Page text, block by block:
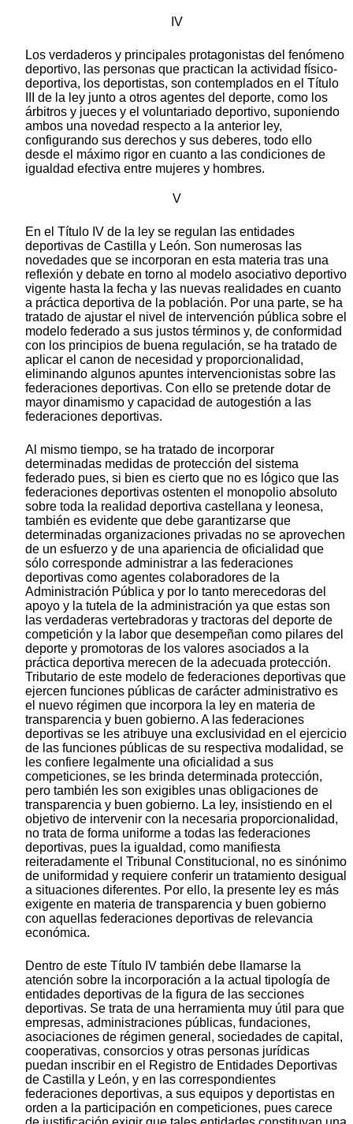
IV
Los verdaderos y principales protagonistas del fenómeno
deportivo, las personas que practican la actividad físico-
deportiva, los deportistas, son contemplados en el Título
III de la ley junto a otros agentes del deporte, como los
árbitros y jueces y el voluntariado deportivo, suponiendo
ambos una novedad respecto a la anterior ley,
configurando sus derechos y sus deberes, todo ello
desde el máximo rigor en cuanto a las condiciones de
igualdad efectiva entre mujeres y hombres.
V
En el Título IV de la ley se regulan las entidades
deportivas de Castilla y León. Son numerosas las
novedades que se incorporan en esta materia tras una
reflexión y debate en torno al modelo asociativo deportivo
vigente hasta la fecha y las nuevas realidades en cuanto
a práctica deportiva de la población. Por una parte, se ha
tratado de ajustar el nivel de intervención pública sobre el
modelo federado a sus justos términos y, de conformidad
con los principios de buena regulación, se ha tratado de
aplicar el canon de necesidad y proporcionalidad,
eliminando algunos apuntes intervencionistas sobre las
federaciones deportivas. Con ello se pretende dotar de
mayor dinamismo y capacidad de autogestión a las
federaciones deportivas.
Al mismo tiempo, se ha tratado de incorporar
determinadas medidas de protección del sistema
federado pues, si bien es cierto que no es lógico que las
federaciones deportivas ostenten el monopolio absoluto
sobre toda la realidad deportiva castellana y leonesa,
también es evidente que debe garantizarse que
determinadas organizaciones privadas no se aprovechen
de un esfuerzo y de una apariencia de oficialidad que
sólo corresponde administrar a las federaciones
deportivas como agentes colaboradores de la
Administración Pública y por lo tanto merecedoras del
apoyo y la tutela de la administración ya que estas son
las verdaderas vertebradoras y tractoras del deporte de
competición y la labor que desempeñan como pilares del
deporte y promotoras de los valores asociados a la
práctica deportiva merecen de la adecuada protección.
Tributario de este modelo de federaciones deportivas que
ejercen funciones públicas de carácter administrativo es
el nuevo régimen que incorpora la ley en materia de
transparencia y buen gobierno. A las federaciones
deportivas se les atribuye una exclusividad en el ejercicio
de las funciones públicas de su respectiva modalidad, se
les confiere legalmente una oficialidad a sus
competiciones, se les brinda determinada protección,
pero también les son exigibles unas obligaciones de
transparencia y buen gobierno. La ley, insistiendo en el
objetivo de intervenir con la necesaria proporcionalidad,
no trata de forma uniforme a todas las federaciones
deportivas, pues la igualdad, como manifiesta
reiteradamente el Tribunal Constitucional, no es sinónimo
de uniformidad y requiere conferir un tratamiento desigual
a situaciones diferentes. Por ello, la presente ley es más
exigente en materia de transparencia y buen gobierno
con aquellas federaciones deportivas de relevancia
económica.
Dentro de este Título IV también debe llamarse la
atención sobre la incorporación a la actual tipología de
entidades deportivas de la figura de las secciones
deportivas. Se trata de una herramienta muy útil para que
empresas, administraciones públicas, fundaciones,
asociaciones de régimen general, sociedades de capital,
cooperativas, consorcios y otras personas jurídicas
puedan inscribir en el Registro de Entidades Deportivas
de Castilla y León, y en las correspondientes
federaciones deportivas, a sus equipos y deportistas en
orden a la participación en competiciones, pues carece